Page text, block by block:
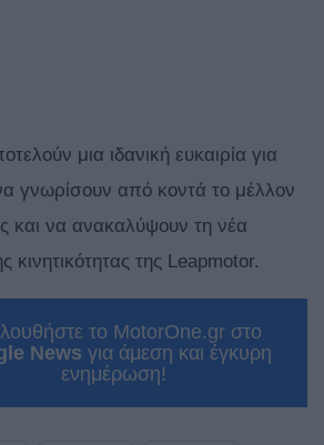
μια ιδανική ευκαιρία για
γνωρίσουν από κοντά το μέλλον
και να ανακαλύψουν τη νέα
κινητικότητας της Leapmotor.
το MotorOne.gr στο
News για άμεση και έγκυρη
ενημέρωση!